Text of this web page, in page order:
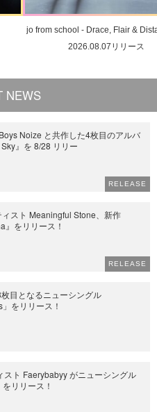
jo from school - Drace, Flair &
2026.08.07リリース
NEWS
Noize と共作した4枚目のアルバ
』を 8/28 リリー
RELEASE
スト Meaningful Stone、新作
』をリリース！
RELEASE
目となるニューシングル
」をリリース！
スト Faerybabyy がニューシングル
をリリース！